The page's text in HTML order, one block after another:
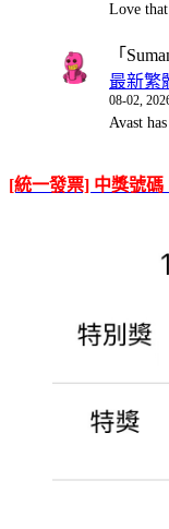
Love
「
最新繁
08-02,
Avast
[統一發票] 中獎號碼